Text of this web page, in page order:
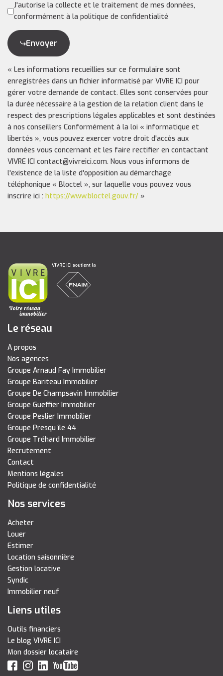
J'autorise la collecte et le traitement de mes données,
conformément à la politique de confidentialité
Envoyer
« Les informations recueillies sur ce formulaire sont
enregistrées dans un fichier informatisé par VIVRE ICI pour
gérer votre demande de contact. Elles sont conservées pour
la durée nécessaire à la gestion de la relation client dans le
respect des prescriptions légales applicables et sont destinées
à nos conseillers Conformément à la loi « informatique et
libertés », vous pouvez exercer votre droit d'accès aux
données vous concernant et les faire rectifier en contactant
VIVRE ICI contact@vivreici.com. Nous vous informons de
l'existence de la liste d'opposition au démarchage
téléphonique « Bloctel », sur laquelle vous pouvez vous
inscrire ici : https://www.bloctel.gouv.fr/ »
Le réseau
A propos
Nos agences
Groupe Arnaud Fay Immobilier
Groupe Bariteau Immobilier
Groupe De Champsavin Immobilier
Groupe Gueffier Immobilier
Groupe Peslier Immobilier
Groupe Presqu île 44
Groupe Tréhard Immobilier
Recrutement
Contact
Mentions légales
Politique de confidentialité
Nos services
Acheter
Louer
Estimer
Location saisonnière
Gestion locative
Syndic
Immobilier neuf
Liens utiles
Outils financiers
Le blog VIVRE ICI
Mon dossier locataire